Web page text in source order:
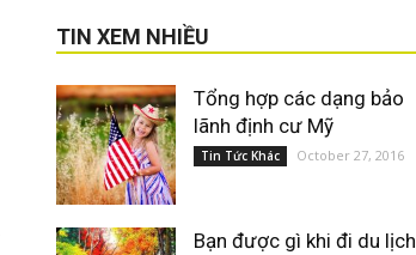
TIN XEM NHIỀU
Tổng hợp các dạng bảo
lãnh định cư Mỹ
Tin Tức Khác October 27, 2016
Bạn được gì khi đi du lịch